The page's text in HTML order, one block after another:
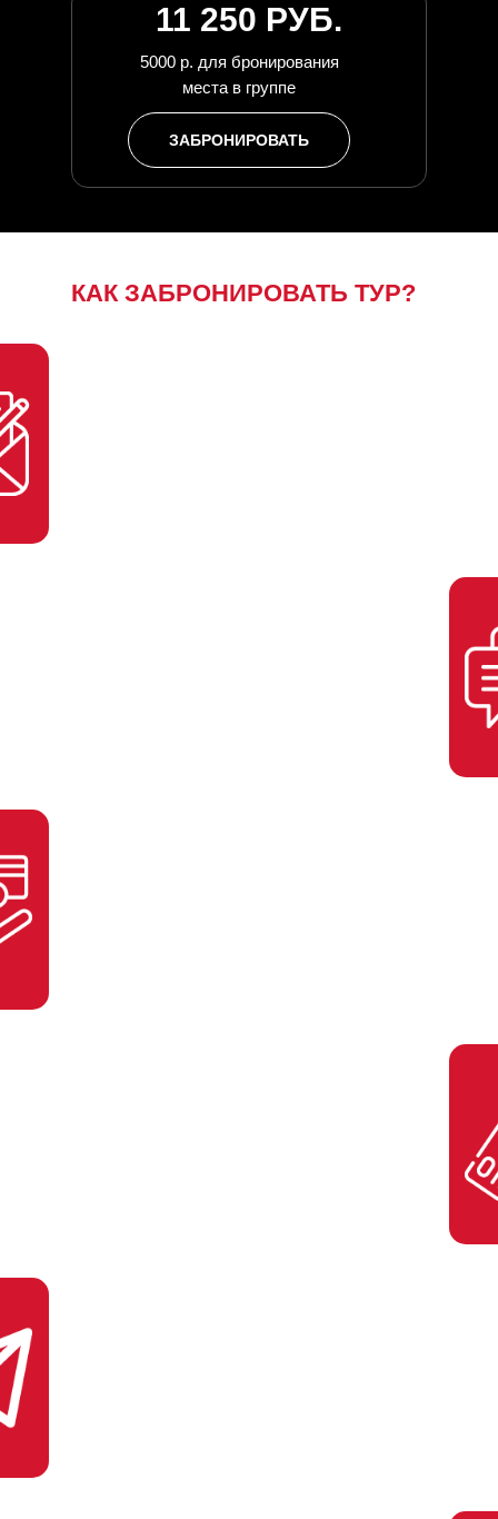
11 250 РУБ.
5000 р. для бронирования
места в группе
ЗАБРОНИРОВАТЬ
КАК ЗАБРОНИРОВАТЬ ТУР?